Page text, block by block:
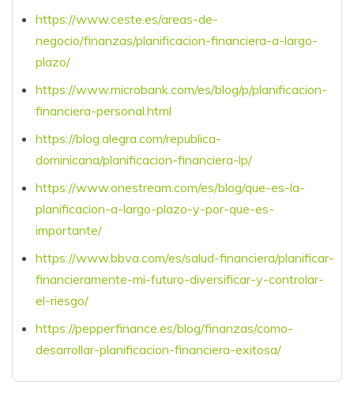
https://www.ceste.es/areas-de-
negocio/finanzas/planificacion-financiera-a-largo-
plazo/
https://www.microbank.com/es/blog/p/planificacion-
financiera-personal.html
https://blog.alegra.com/republica-
dominicana/planificacion-financiera-lp/
https://www.onestream.com/es/blog/que-es-la-
planificacion-a-largo-plazo-y-por-que-es-
importante/
https://www.bbva.com/es/salud-financiera/planificar-
financieramente-mi-futuro-diversificar-y-controlar-
el-riesgo/
https://pepperfinance.es/blog/finanzas/como-
desarrollar-planificacion-financiera-exitosa/